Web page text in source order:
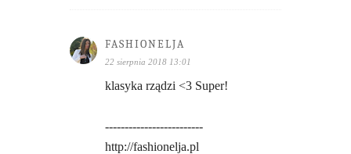
FASHIONELJA
22 sierpnia 2018 13:01
klasyka rządzi <3 Super!
-------------------------
http://fashionelja.pl